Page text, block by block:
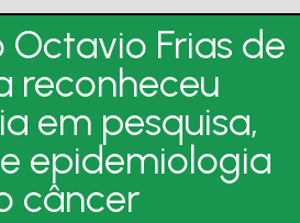
Octavio Frias de
reconheceu
em pesquisa,
epidemiologia
câncer